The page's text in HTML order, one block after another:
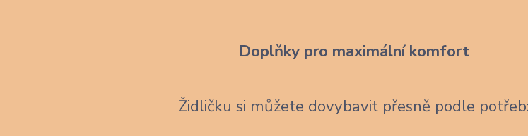
Doplňky pro maximální komfort
Židličku si můžete dovybavit přesně podle potřeb: